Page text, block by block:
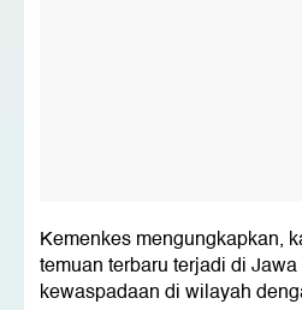
Kemenkes mengungkapkan,
temuan terbaru terjadi di
kewaspadaan di wilayah